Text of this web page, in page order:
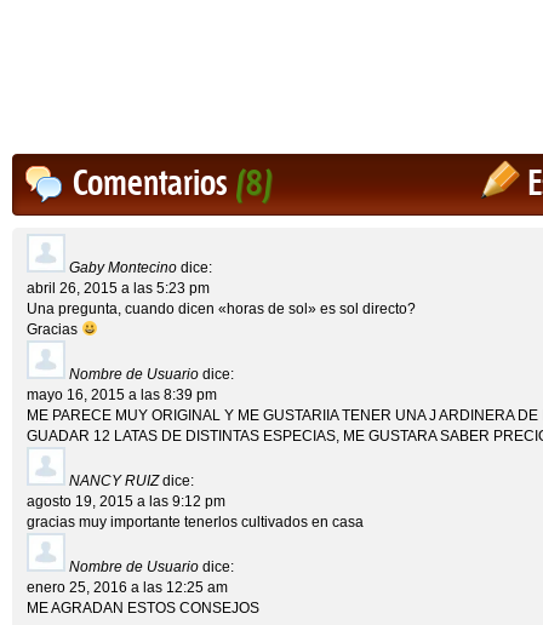
Comentarios(8)
Gaby Montecino dice:
abril 26, 2015 a las 5:23 pm
Una pregunta, cuando dicen «horas de sol» es sol directo?
Gracias
Nombre de Usuario dice:
mayo 16, 2015 a las 8:39 pm
ME PARECE MUY ORIGINAL Y ME GUSTARIIA TENER UNA J ARDINERA
GUADAR 12 LATAS DE DISTINTAS ESPECIAS, ME GUSTARA SABER
NANCY RUIZ dice:
agosto 19, 2015 a las 9:12 pm
gracias muy importante tenerlos cultivados en casa
Nombre de Usuario dice:
enero 25, 2016 a las 12:25 am
ME AGRADAN ESTOS CONSEJOS